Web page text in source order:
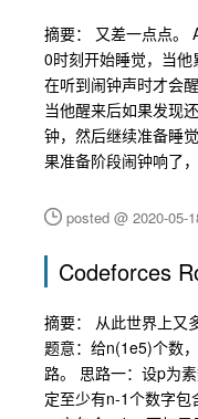
摘要： 又差一点点。
0时刻开始睡觉，当
在听到闹钟声时才会
当他醒来后如果发现
钟，然后继续准备睡
果准备阶段闹钟响了，
posted @ 2020-05-
Codeforces
摘要： 从此世界上又
题意：给n(1e5)个数
路。 思路一：设p为
定至少有n-1个数字